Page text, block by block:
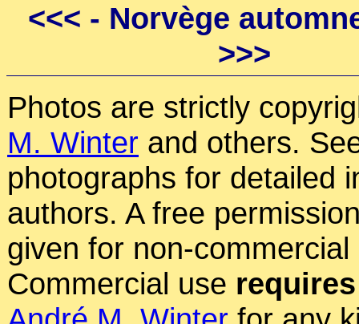
<<< - Norvège
>>>
Photos are strictly
M. Winter and others.
photographs for detailed
authors. A free
given for non-
Commercial use requires